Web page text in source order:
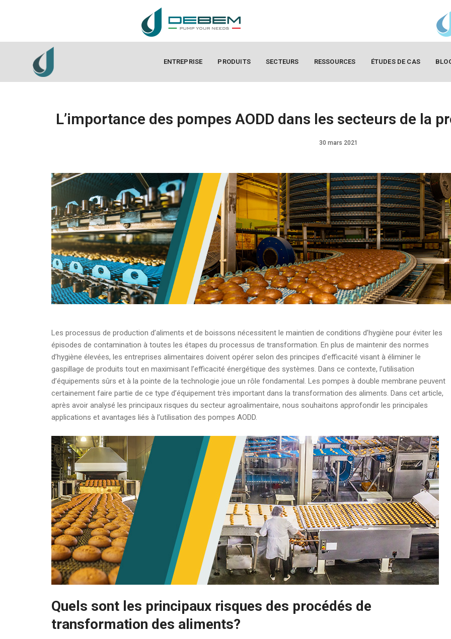
ENTREPRISE PRODUITS SECTEURS RESSOURCES ÉTUDES DE CAS
L’importance des pompes AODD dans les secteurs de la
30 mars 2021
Les processus de production d’aliments et de boissons nécessitent le maintien de conditions d’hygiène pour éviter les
épisodes de contamination à toutes les étapes du processus de transformation. En plus de maintenir des normes
d’hygiène élevées, les entreprises alimentaires doivent opérer selon des principes d’efficacité visant à éliminer le
gaspillage de produits tout en maximisant l’efficacité énergétique des systèmes. Dans ce contexte, l’utilisation
d’équipements sûrs et à la pointe de la technologie joue un rôle fondamental. Les pompes à double membrane peuvent
certainement faire partie de ce type d’équipement très important dans la transformation des aliments. Dans cet article,
après avoir analysé les principaux risques du secteur agroalimentaire, nous souhaitons approfondir les principales
applications et avantages liés à l’utilisation des pompes AODD.
Quels sont les principaux risques des procédés de
transformation des aliments?